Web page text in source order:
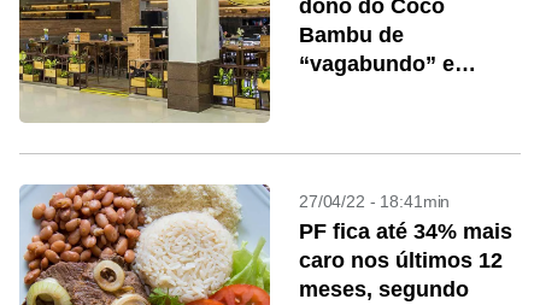
dono do Coco
Bambu de
“vagabundo” e
27/04/22 - 18:41min
PF fica até 34% mais
caro nos últimos 12
meses, segundo